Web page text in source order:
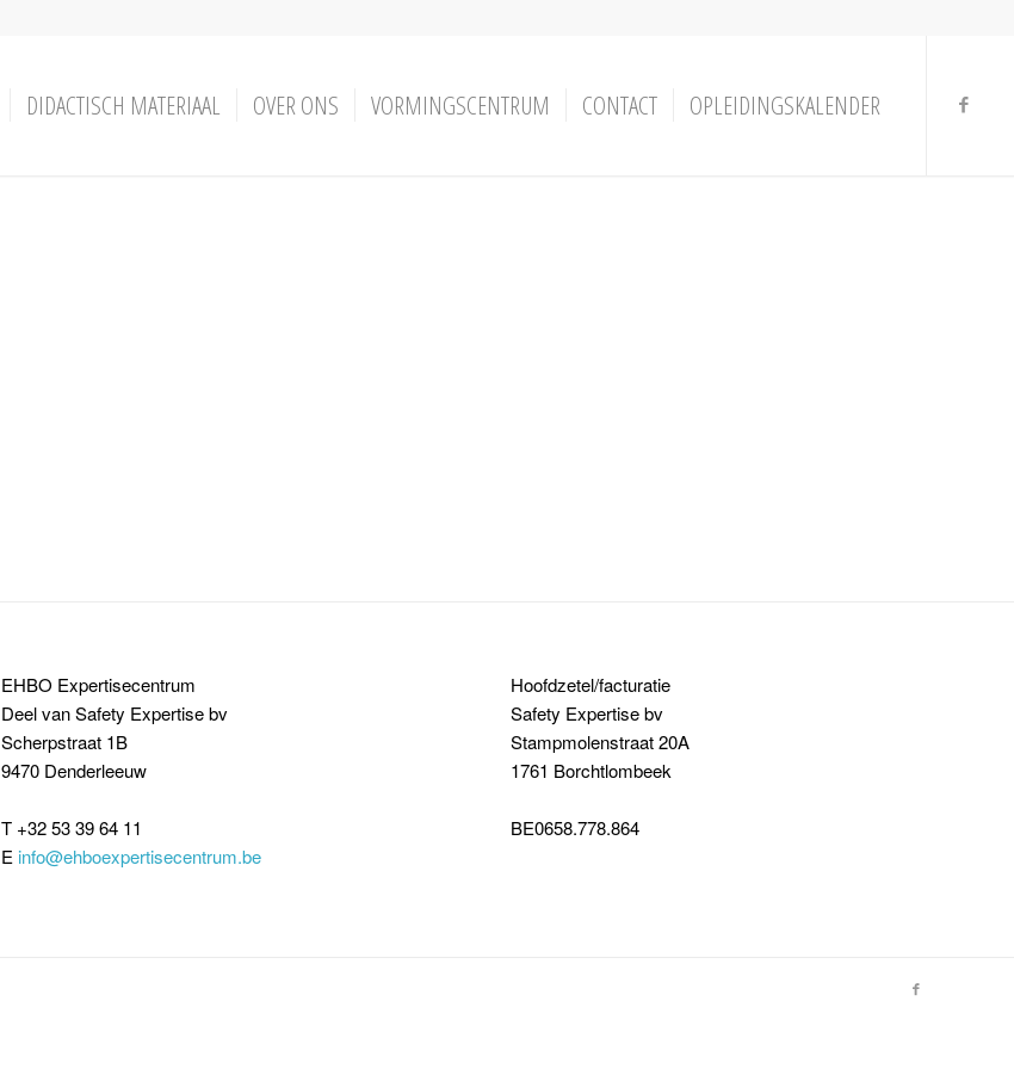
DIDACTISCH MATERIAAL OVER ONS VORMINGSCENTRUM CONTACT OPLEIDINGSKALENDER
EHBO Expertisecentrum
Deel van Safety Expertise bv
Scherpstraat 1B
9470 Denderleeuw
T +32 53 39 64 11
E info@ehboexpertisecentrum.be
Hoofdzetel/facturatie
Safety Expertise bv
Stampmolenstraat 20A
1761 Borchtlombeek
BE0658.778.864